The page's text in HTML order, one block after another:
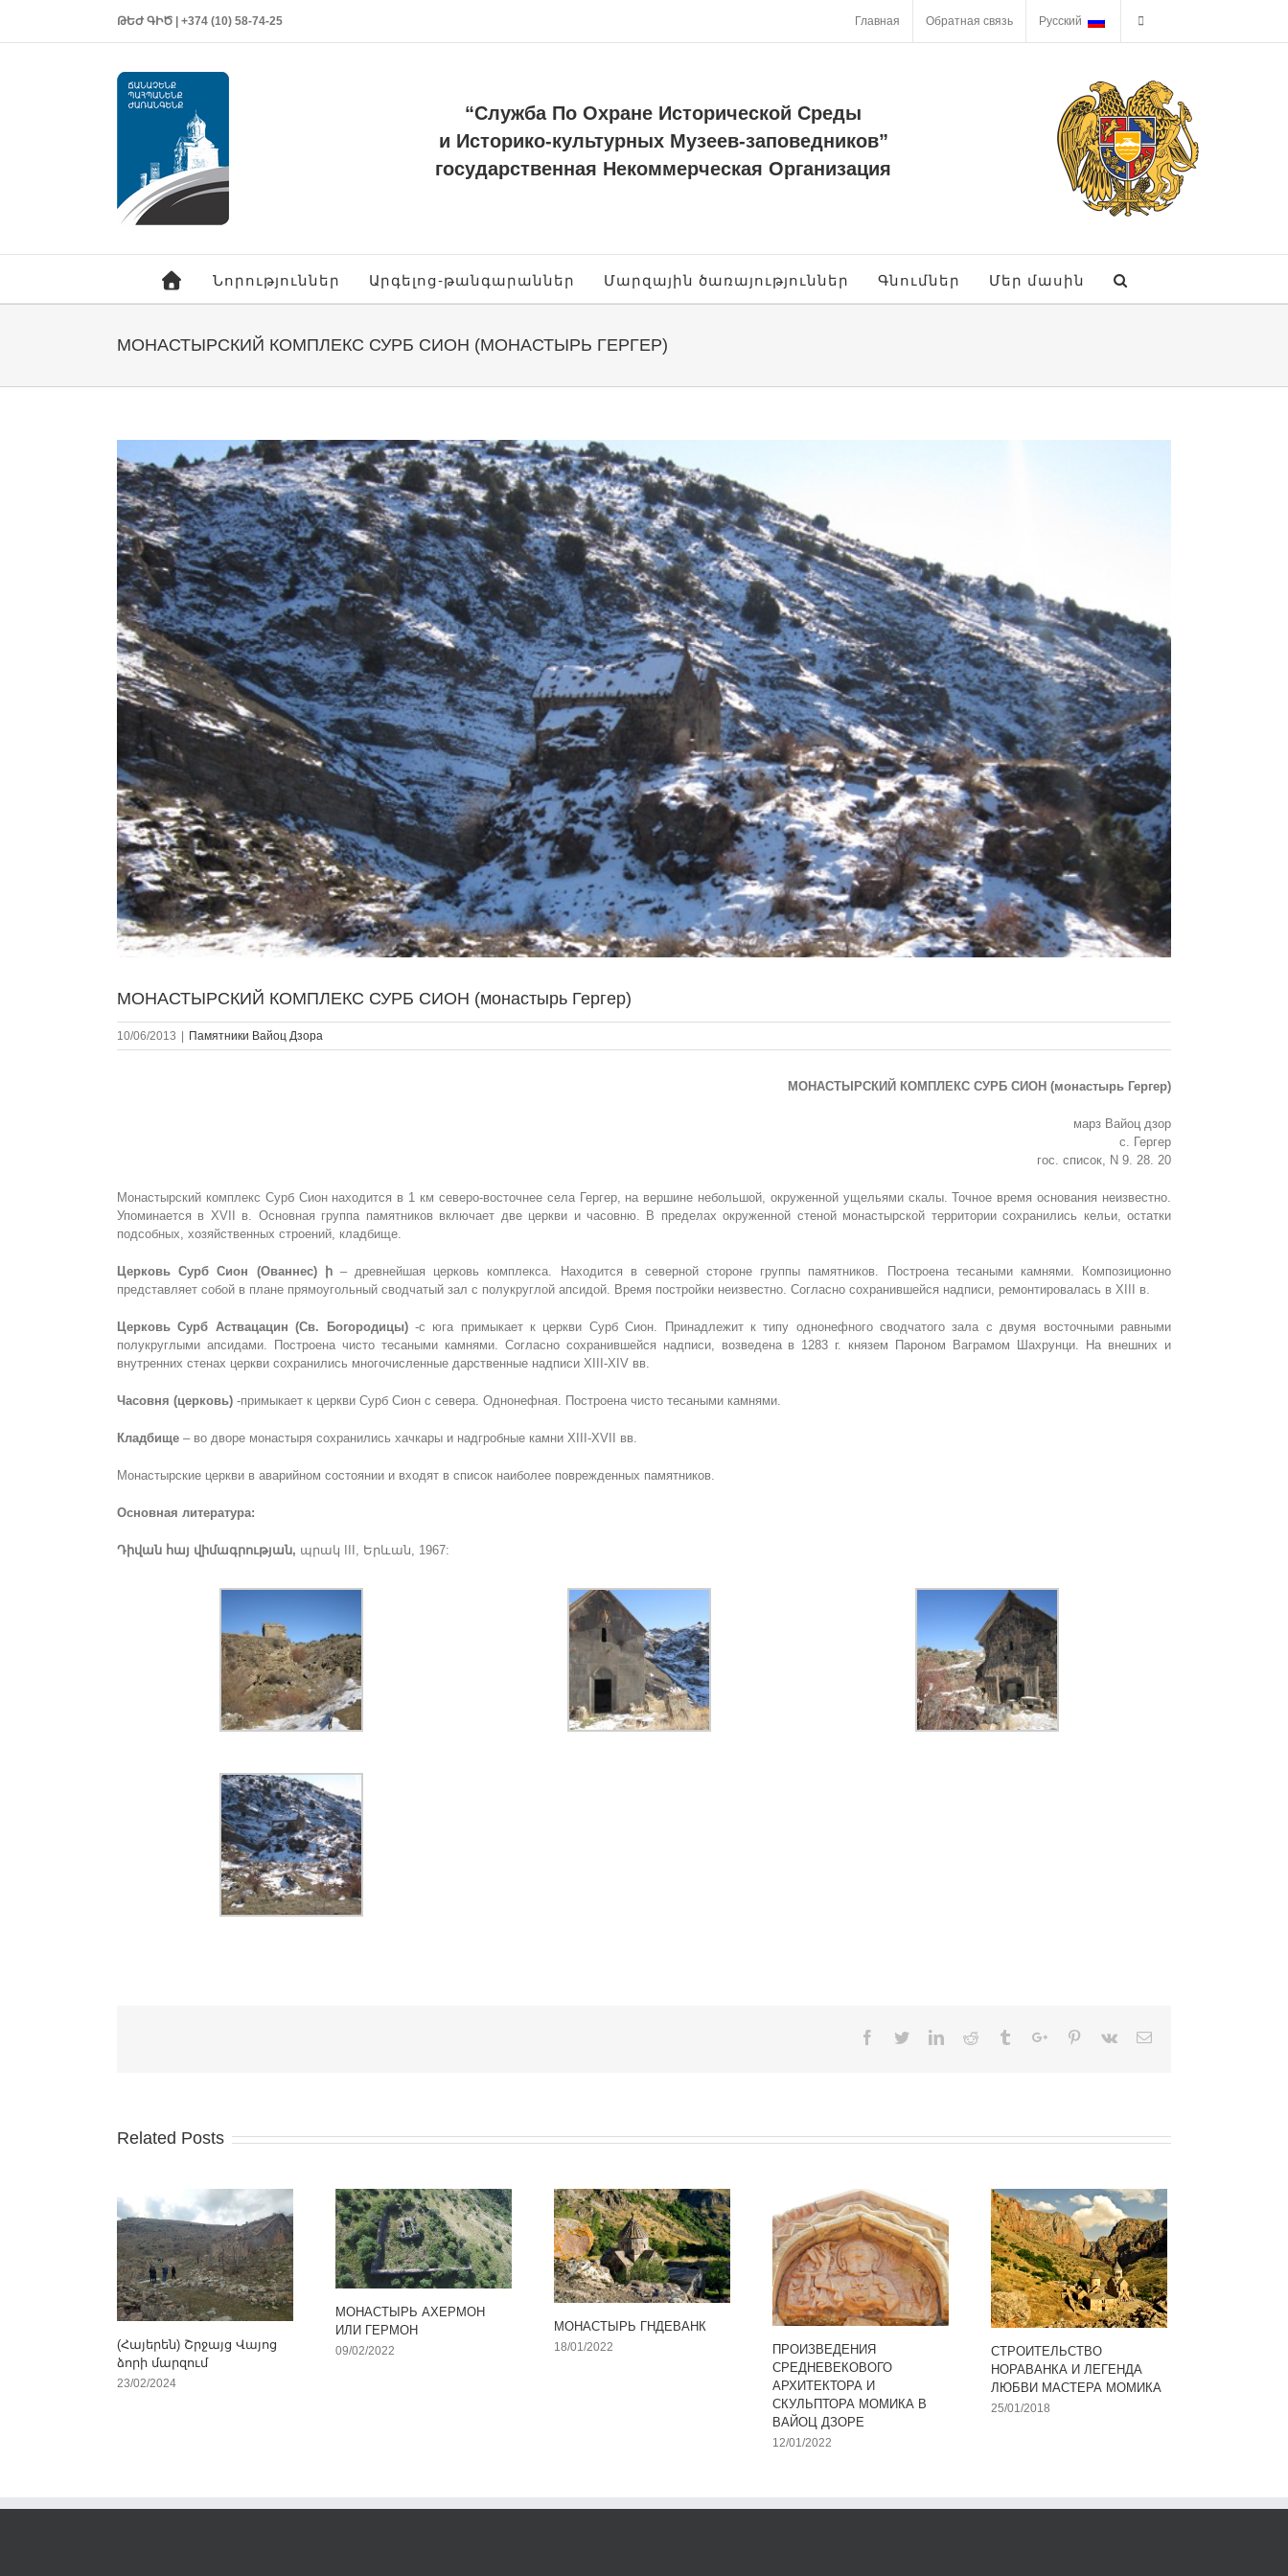
ԹԵԺ ԳԻԾ | +374 (10) 58-74-25 Главная Обратная связь Русский
“Служба По Охране Исторической Среды
и Историко-культурных Музеев-заповедников”
государственная Некоммерческая Организация
Նորություններ Արգելոց-թանգարաններ Մարզային ծառայություններ Գնումներ Մեր մասին
МОНАСТЫРСКИЙ КОМПЛЕКС СУРБ СИОН (МОНАСТЫРЬ ГЕРГЕР)
Larger
Image
МОНАСТЫРСКИЙ КОМПЛЕКС СУРБ СИОН (монастырь Гергер)
10/06/2013 Памятники Вайоц Дзора
МОНАСТЫРСКИЙ КОМПЛЕКС СУРБ СИОН (монастырь Гергер)
марз Вайоц дзор
с. Гергер
гос. список, N 9. 28. 20
Монастырский комплекс Сурб Сион находится в 1 км северо-восточнее села Гергер, на вершине небольшой, окруженной ущельями скалы. Точное время основания неизвестно.
Упоминается в XVII в. Основная группа памятников включает две церкви и часовню. В пределах окруженной стеной монастырской территории сохранились кельи, остатки
подсобных, хозяйственных строений, кладбище.
Церковь Сурб Сион (Ованнес) ի – древнейшая церковь комплекса. Находится в северной стороне группы памятников. Построена тесаными камнями. Композиционно
представляет собой в плане прямоугольный сводчатый зал с полукруглой апсидой. Время постройки неизвестно. Согласно сохранившейся надписи, ремонтировалась в XIII в.
Церковь Сурб Аствацацин (Св. Богородицы) -с юга примыкает к церкви Сурб Сион. Принадлежит к типу однонефного сводчатого зала с двумя восточными равными
полукруглыми апсидами. Построена чисто тесаными камнями. Согласно сохранившейся надписи, возведена в 1283 г. князем Пароном Ваграмом Шахрунци. На внешних и
внутренних стенах церкви сохранились многочисленные дарственные надписи XIII-XIV вв.
Часовня (церковь) -примыкает к церкви Сурб Сион с севера. Однонефная. Построена чисто тесаными камнями.
Кладбище – во дворе монастыря сохранились хачкары и надгробные камни XIII-XVII вв.
Монастырские церкви в аварийном состоянии и входят в список наиболее поврежденных памятников.
Основная литература:
Դիվան հայ վիմագրության, պրակ III, Երևան, 1967:
Facebook
TwitterLinkedinReddit TumblrGoogle+Pinterest
Vk Email
Related Posts
(Հայերեն) Շրջայց Վայոց
ձորի մարզում
23/02/2024
МОНАСТЫРЬ АХЕРМОН
ИЛИ ГЕРМОН
09/02/2022
МОНАСТЫРЬ ГНДЕВАНК
18/01/2022
ПРОИЗВЕДЕНИЯ
СРЕДНЕВЕКОВОГО
АРХИТЕКТОРА И
СКУЛЬПТОРА МОМИКА В
ВАЙОЦ ДЗОРЕ
12/01/2022
СТРОИТЕЛЬСТВО
НОРАВАНКА И ЛЕГЕНДА
ЛЮБВИ МАСТЕРА МОМИКА
25/01/2018